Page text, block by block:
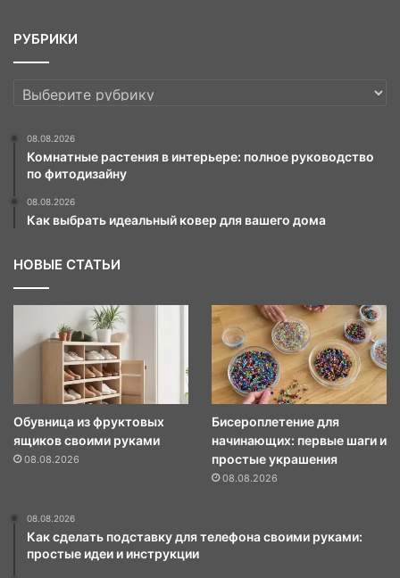
РУБРИКИ
РУБРИКИ
08.08.2026
Комнатные растения в интерьере: полное руководство
по фитодизайну
08.08.2026
Как выбрать идеальный ковер для вашего дома
НОВЫЕ СТАТЬИ
Обувница из фруктовых
ящиков своими руками
08.08.2026
Бисероплетение для
начинающих: первые шаги и
простые украшения
08.08.2026
08.08.2026
Как сделать подставку для телефона своими руками:
простые идеи и инструкции